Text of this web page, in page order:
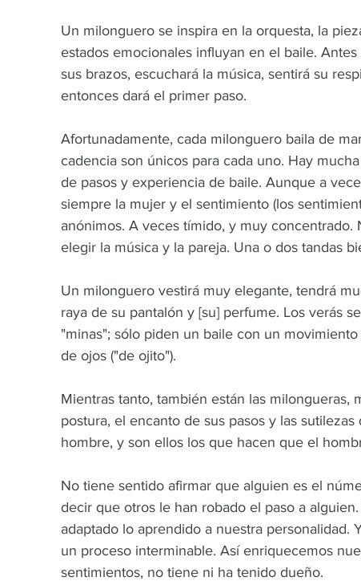
Un milonguero se inspira en la orquesta, la
estados emocionales influyan en el baile.
sus brazos, escuchará la música, sentirá su
entonces dará el primer paso.
Afortunadamente, cada milonguero baila de
cadencia son únicos para cada uno. Hay
de pasos y experiencia de baile. Aunque a
siempre la mujer y el sentimiento (los
anónimos. A veces tímido, y muy
elegir la música y la pareja. Una o dos tandas
Un milonguero vestirá muy elegante, tendrá
raya de su pantalón y [su] perfume. Los verás
"minas"; sólo piden un baile con un
de ojos ("de ojito").
Mientras tanto, también están las milongueras,
postura, el encanto de sus pasos y las
hombre, y son ellos los que hacen que el
No tiene sentido afirmar que alguien es el
decir que otros le han robado el paso a
adaptado lo aprendido a nuestra
un proceso interminable. Así enriquecemos
sentimientos, no tiene ni ha tenido dueño.